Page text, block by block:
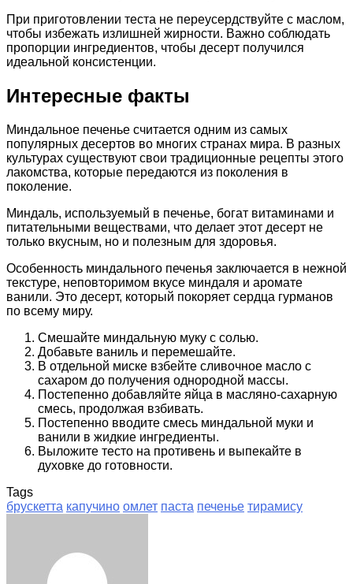
При приготовлении теста не переусердствуйте с маслом,
чтобы избежать излишней жирности. Важно соблюдать
пропорции ингредиентов, чтобы десерт получился
идеальной консистенции.
Интересные факты
Миндальное печенье считается одним из самых
популярных десертов во многих странах мира. В разных
культурах существуют свои традиционные рецепты этого
лакомства, которые передаются из поколения в
поколение.
Миндаль, используемый в печенье, богат витаминами и
питательными веществами, что делает этот десерт не
только вкусным, но и полезным для здоровья.
Особенность миндального печенья заключается в нежной
текстуре, неповторимом вкусе миндаля и аромате
ванили. Это десерт, который покоряет сердца гурманов
по всему миру.
Смешайте миндальную муку с солью.
Добавьте ваниль и перемешайте.
В отдельной миске взбейте сливочное масло с
сахаром до получения однородной массы.
Постепенно добавляйте яйца в масляно-сахарную
смесь, продолжая взбивать.
Постепенно вводите смесь миндальной муки и
ванили в жидкие ингредиенты.
Выложите тесто на противень и выпекайте в
духовке до готовности.
Tags
брускетта капучино омлет паста печенье тирамису